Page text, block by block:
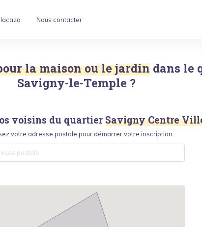
Nous contacter
la maison ou le jardin dans le
Savigny-le-Temple ?
voisins du quartier Savigny Centre
votre adresse postale pour démarrer votre inscription